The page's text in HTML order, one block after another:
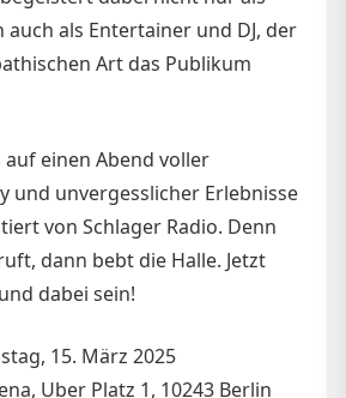
auch als Entertainer und DJ, der
Art das Publikum
einen Abend voller
und unvergesslicher Erlebnisse
von Schlager Radio. Denn
dann bebt die Halle. Jetzt
dabei sein!
15. März 2025
Uber Platz 1, 10243 Berlin